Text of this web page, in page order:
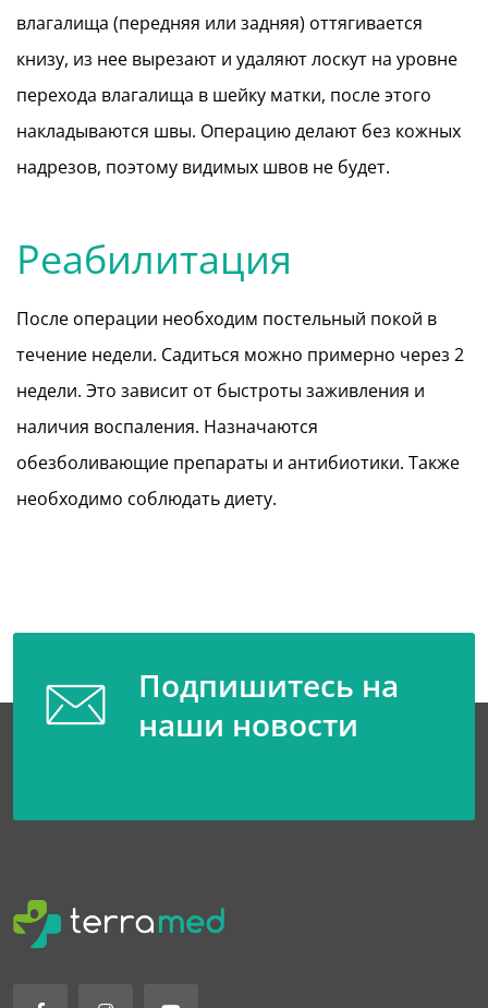
влагалища (передняя или задняя) оттягивается
книзу, из нее вырезают и удаляют лоскут на уровне
перехода влагалища в шейку матки, после этого
накладываются швы. Операцию делают без кожных
надрезов, поэтому видимых швов не будет.
Реабилитация
После операции необходим постельный покой в
течение недели. Садиться можно примерно через 2
недели. Это зависит от быстроты заживления и
наличия воспаления. Назначаются
обезболивающие препараты и антибиотики. Также
необходимо соблюдать диету.
Подпишитесь на
наши новости